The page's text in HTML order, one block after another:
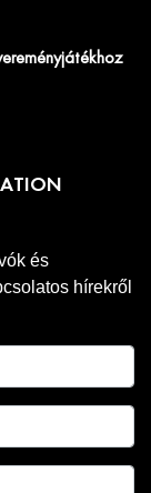
és
hírekről